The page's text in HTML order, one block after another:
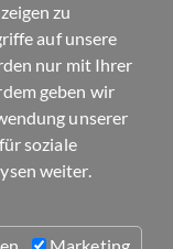
zu
auf unsere
nur mit Ihrer
geben wir
unserer
soziale
weiter.
Marketing